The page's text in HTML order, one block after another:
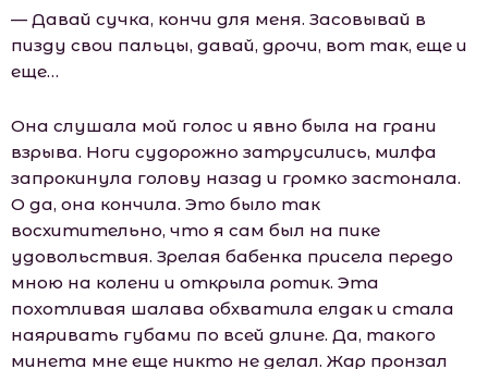
— Давай сучка, кончи для меня. Засовывай в
пизду свои пальцы, давай, дрочи, вот так, еще и
еще…
Она слушала мой голос и явно была на грани
взрыва. Ноги судорожно затрусились, милфа
запрокинула голову назад и громко застонала.
О да, она кончила. Это было так
восхитительно, что я сам был на пике
удовольствия. Зрелая бабенка присела передо
мною на колени и открыла ротик. Эта
похотливая шалава обхватила елдак и стала
наяривать губами по всей длине. Да, такого
минета мне еще никто не делал. Жар пронзал